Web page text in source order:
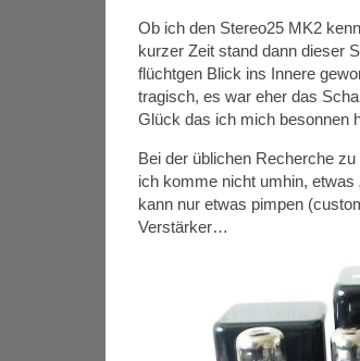
Ob ich den Stereo25 MK2
kurzer Zeit stand dann dieser
flüchtgen Blick ins Innere
tragisch, es war eher das
Glück das ich mich besonnen
Bei der üblichen Recherche
ich komme nicht umhin, etwas
kann nur etwas pimpen
Verstärker…